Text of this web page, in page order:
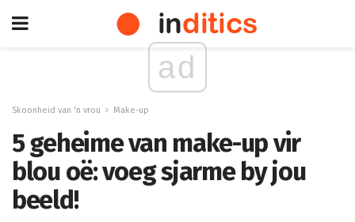
ad
Skoonheid van 'n vrou Make-up
5 geheime van make-up vir
blou oë: voeg sjarme by jou
beeld!